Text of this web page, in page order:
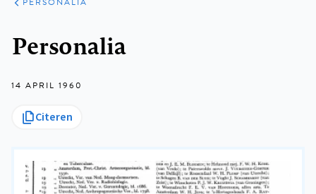
Personalia
14 APRIL 1960
Citeren